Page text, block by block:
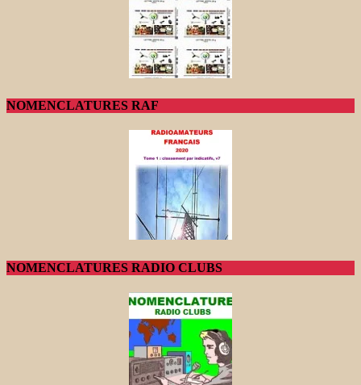
NOMENCLATURES RAF
NOMENCLATURES RADIO CLUBS